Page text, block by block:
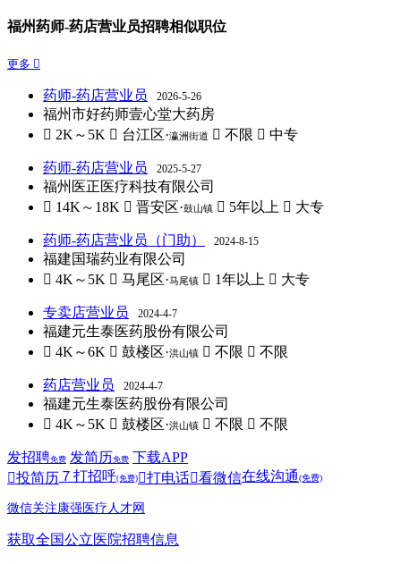
福州药师-药店营业员招聘相似职位
更多 
药师-药店营业员 2026-5-26
福州市好药师壹心堂大药房
 2K～5K  台江区·瀛洲街道  不限  中专
药师-药店营业员 2025-5-27
福州医正医疗科技有限公司
 14K～18K  晋安区·鼓山镇  5年以上  大专
药师-药店营业员（门助） 2024-8-15
福建国瑞药业有限公司
 4K～5K  马尾区·马尾镇  1年以上  大专
专卖店营业员 2024-4-7
福建元生泰医药股份有限公司
 4K～6K  鼓楼区·洪山镇  不限  不限
药店营业员 2024-4-7
福建元生泰医药股份有限公司
 4K～5K  鼓楼区·洪山镇  不限  不限
发招聘免费 发简历免费 下载APP
投简历 ７ 打招呼(免费) 打电话看微信在线沟通(免费)
微信关注康强医疗人才网
获取全国公立医院招聘信息